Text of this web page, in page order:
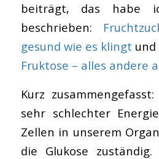
beiträgt, das habe
beschrieben:
gesund wie es klingt und
Fruktose – alles andere
Kurz
sehr schlechter
Zellen in unserem
die Glukose